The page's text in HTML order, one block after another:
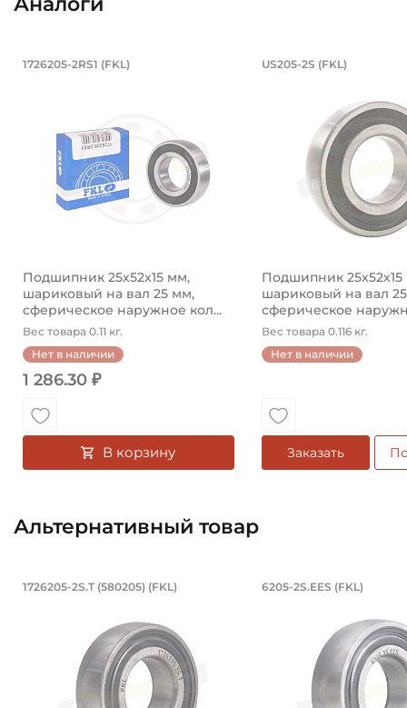
Подшипник 25х52х15 мм,
1726205-2RS1 (FKL)
Подшипник 25х52х15 мм,
шариковый на вал 25 мм,
сферическое наружное кол...
Вес товара 0.11 кг.
Нет в наличии
1 286.30 ₽
В корзину
Подшипник
US205-2S (FKL)
Подшипник
шариковый на вал
сферическое
Вес товара 0.116 кг.
Нет в наличии
Заказать
Альтернативный товар
Подшипник 25х52х15 мм,
1726205-2S.T (580205) (FKL) Подшипник
6205-2S.EES (FKL)